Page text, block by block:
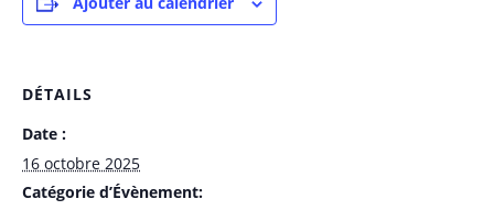
DÉTAILS
Date :
16 octobre 2025
Catégorie d’Évènement: